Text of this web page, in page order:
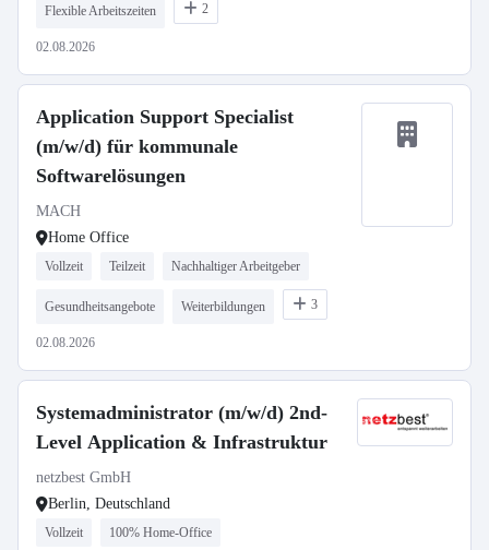
Flexible Arbeitszeiten 2
02.08.2026
Application Support Specialist
(m/w/d) für kommunale
Softwarelösungen
MACH
Home Office
Vollzeit Teilzeit Nachhaltiger Arbeitgeber
Gesundheitsangebote Weiterbildungen 3
02.08.2026
Systemadministrator (m/w/d) 2nd-
Level Application & Infrastruktur
netzbest GmbH
Berlin, Deutschland
Vollzeit 100% Home-Office